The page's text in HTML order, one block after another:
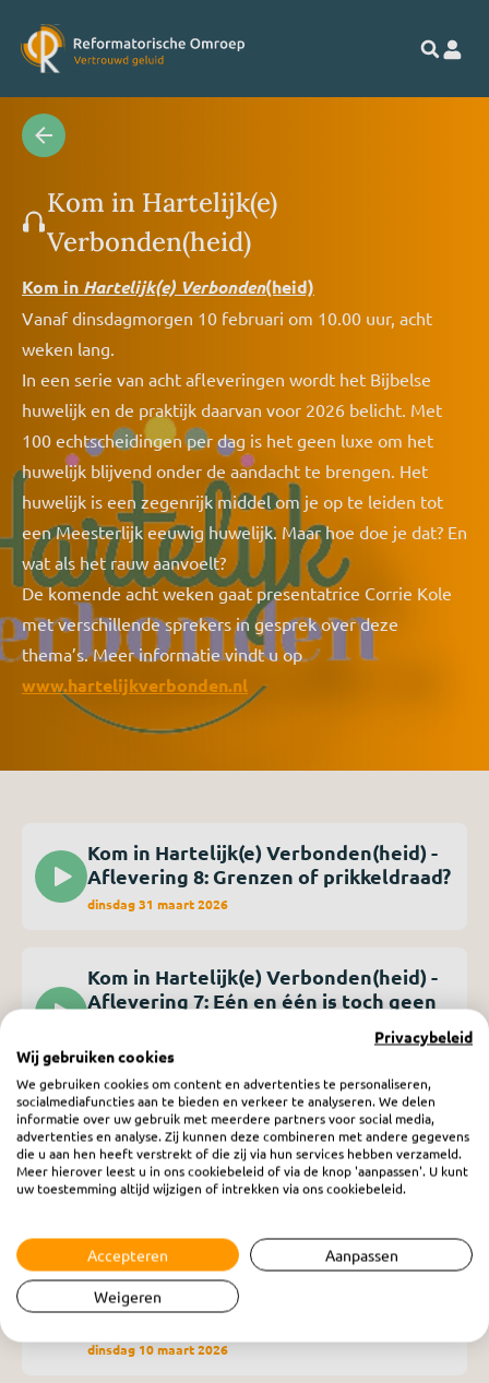
Kom in Hartelijk(e)
Verbonden(heid)
Kom in Hartelijk(e) Verbonden(heid)
Vanaf dinsdagmorgen 10 februari om 10.00 uur, acht
weken lang.
In een serie van acht afleveringen wordt het Bijbelse
huwelijk en de praktijk daarvan voor 2026 belicht. Met
100 echtscheidingen per dag is het geen luxe om het
huwelijk blijvend onder de aandacht te brengen. Het
huwelijk is een zegenrijk middel om je op te leiden tot
een Meesterlijk eeuwig huwelijk. Maar hoe doe je dat? En
wat als het rauw aanvoelt?
De komende acht weken gaat presentatrice Corrie Kole
met verschillende sprekers in gesprek over deze
thema’s. Meer informatie vindt u op
www.hartelijkverbonden.nl
Kom in Hartelijk(e) Verbonden(heid) -
Aflevering 8: Grenzen of prikkeldraad?
dinsdag 31 maart 2026
Kom in Hartelijk(e) Verbonden(heid) -
Aflevering 7: Eén en één is toch geen
dinsdag 24 maart 2026
Kom in Hartelijk(e) Verbonden(heid) -
Aflevering 6: Eigenheid en eenheid in
verscheidenheid
dinsdag 17 maart 2026
Kom in Hartelijk(e) Verbonden(heid) -
Aflevering 5: Twee eilandbewoners
naar een vaste verbinding
dinsdag 10 maart 2026
Privacybeleid
Wij gebruiken cookies
We gebruiken cookies om content en advertenties te personaliseren,
socialmediafuncties aan te bieden en verkeer te analyseren. We delen
informatie over uw gebruik met meerdere partners voor social media,
advertenties en analyse. Zij kunnen deze combineren met andere gegevens
die u aan hen heeft verstrekt of die zij via hun services hebben verzameld.
Meer hierover leest u in ons cookiebeleid of via de knop 'aanpassen'. U kunt
uw toestemming altijd wijzigen of intrekken via ons cookiebeleid.
Accepteren Aanpassen
Weigeren